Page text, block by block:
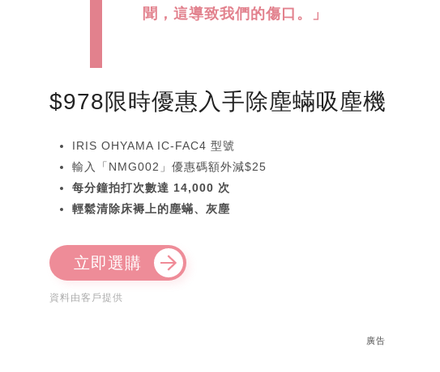
聞，這導致我們的傷口。」
$978限時優惠入手除塵蟎吸塵機
IRIS OHYAMA IC-FAC4 型號
輸入「NMG002」優惠碼額外減$25
每分鐘拍打次數達 14,000 次
輕鬆清除床褥上的塵蟎、灰塵
立即選購
資料由客戶提供
廣告